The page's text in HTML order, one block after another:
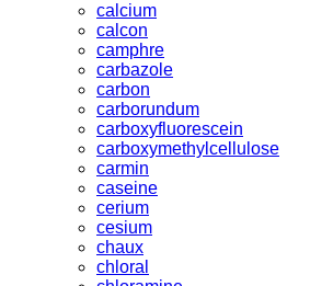
calcium
calcon
camphre
carbazole
carbon
carborundum
carboxyfluorescein
carboxymethylcellulose
carmin
caseine
cerium
cesium
chaux
chloral